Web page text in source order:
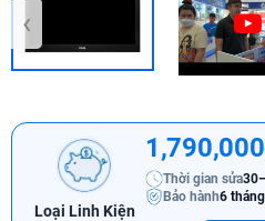
‹
Loại Linh Kiện
Thời gian sửa
Bảo hành6 tháng